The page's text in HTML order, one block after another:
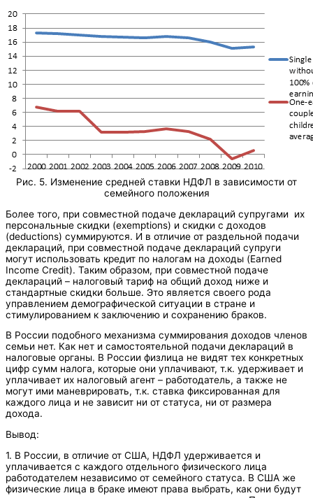
Рис. 5. Изменение средней ставки НДФЛ в зависимости от
семейного положения
Более того, при совместной подаче деклараций супругами их
персональные скидки (exemptions) и скидки с доходов
(deductions) суммируются. И в отличие от раздельной подачи
деклараций, при совместной подаче деклараций супруги
могут использовать кредит по налогам на доходы (Earned
Income Credit). Таким образом, при совместной подаче
деклараций – налоговый тариф на общий доход ниже и
стандартные скидки больше. Это является своего рода
управлением демографической ситуации в стране и
стимулированием к заключению и сохранению браков.
В России подобного механизма суммирования доходов членов
семьи нет. Как нет и самостоятельной подачи деклараций в
налоговые органы. В России физлица не видят тех конкретных
цифр сумм налога, которые они уплачивают, т.к. удерживает и
уплачивает их налоговый агент – работодатель, а также не
могут ими маневрировать, т.к. ставка фиксированная для
каждого лица и не зависит ни от статуса, ни от размера
дохода.
Вывод:
1. В России, в отличие от США, НДФЛ удерживается и
уплачивается с каждого отдельного физического лица
работодателем независимо от семейного статуса. В США же
физические лица в браке имеют права выбрать, как они будут